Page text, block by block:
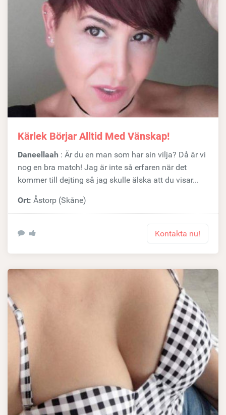
Kärlek Börjar Alltid Med Vänskap!
Daneellaah : Är du en man som har sin vilja? Då är vi
nog en bra match! Jag är inte så erfaren när det
kommer till dejting så jag skulle älska att du visar...
Ort: Åstorp (Skåne)
Kontakta nu!